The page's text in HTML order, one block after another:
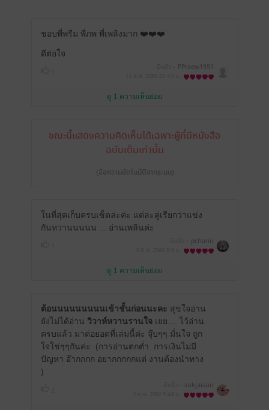
ชอบพี่พรีม พี่ภพ พี่เพลิงมาก ❤️❤️❤️
ดีต่อใจ
PPraew1991
ดู 1 ความเห็นย่อย
ขณะนี้แสดงความคิดเห็นได้เฉพาะผู้ที่มีหนังสือ
ฉบับเต็มเท่านั้น
(ข้อความอัตโนมัติจากระบบ)
ในที่สุดเก็บครบเซ็ตล่ะค่ะ แต่ละคู่เรียกว่าแข่ง
กันหวานนนนน ... อ่านเพลินค่ะ
pcharin
ดู 1 ความเห็นย่อย
ต้อนนนนนนนนนเข้าชั้นก่อนนะคะ สุขใจอ่าน
ยังไม่ได้อ่าน วิวาห์หวานรานใจ เยย.... ไว้อ่าน
ครบแล้ว มาต่อยอดที่เล่มนี้ค่ะ จุ๊บๆๆ มั่นใจ ถูก
ใจใช่ๆๆกันค่ะ (การอ่านตกต่ำ การเงินไม่มี
ปัญหา อ๊ากกกก อยากกกกกแต่ งานต้องนำทาง
)
sukjaiaan